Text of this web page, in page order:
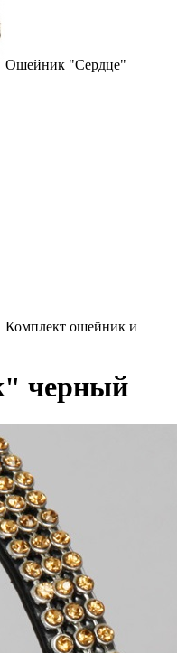
Ошейник "Сердце"
Комплект ошейник и
черный